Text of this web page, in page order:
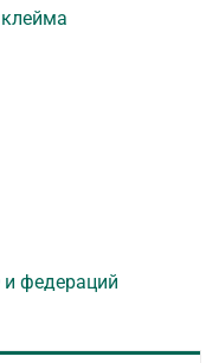
федераций